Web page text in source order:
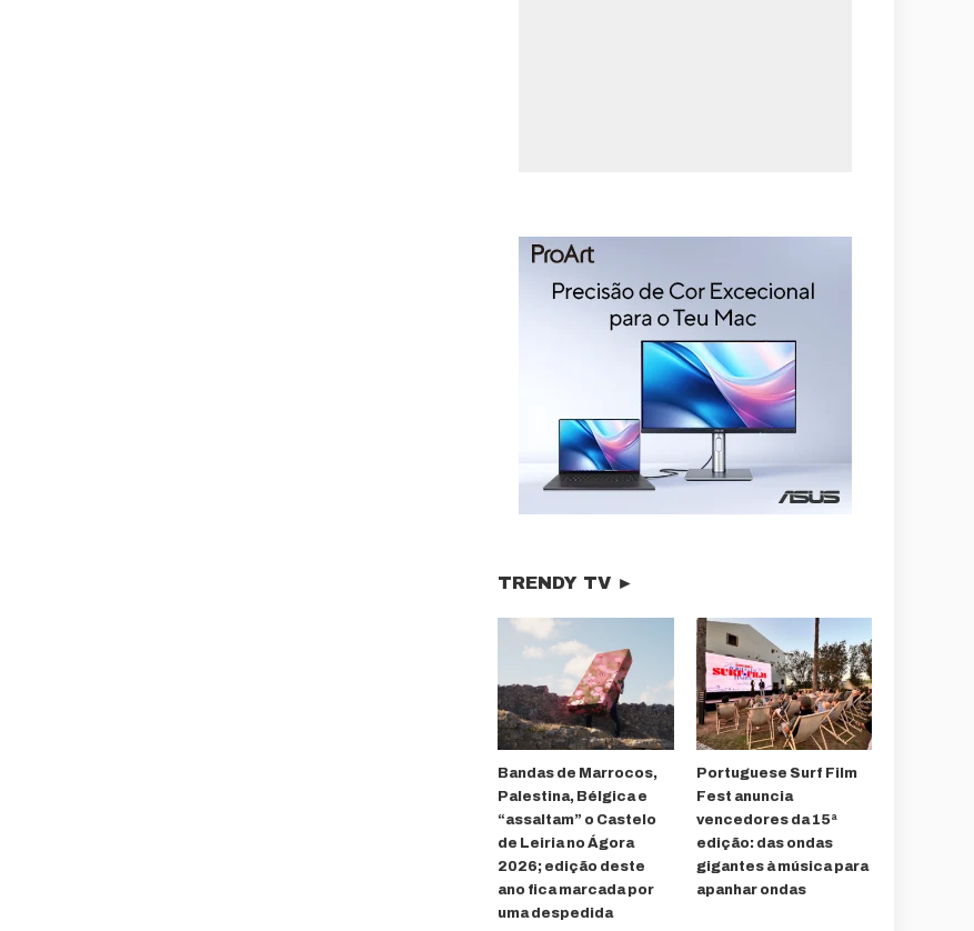
TRENDY TV ►
Bandas de Marrocos,
Palestina, Bélgica e
“assaltam” o Castelo
de Leiria no Ágora
2026; edição deste
ano fica marcada por
uma despedida
Portuguese Surf Film
Fest anuncia
vencedores da 15ª
edição: das ondas
gigantes à música para
apanhar ondas